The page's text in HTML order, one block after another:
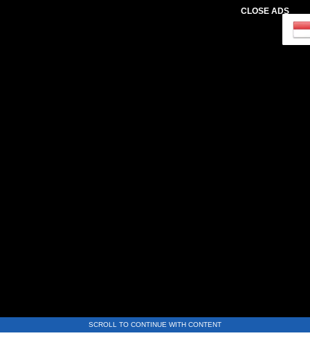
CLOSE ADS
SCROLL TO CONTINUE WITH CONTENT